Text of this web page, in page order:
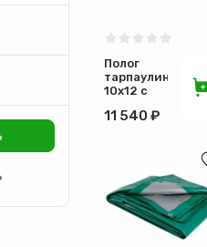
Полог
тарпаулин
10х12 с
пл.120 гр/
11 540 ₽